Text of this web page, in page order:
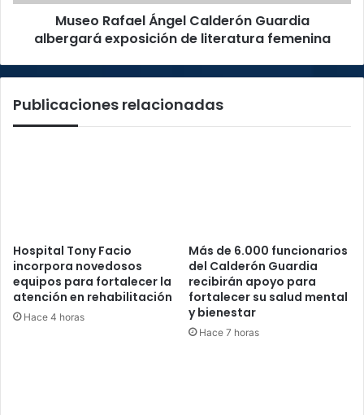
femeninaMuseo Rafael Ángel Calderón Guardia
albergará exposición de literatura femenina
Publicaciones relacionadas
Hospital Tony Facio
incorpora novedosos
equipos para fortalecer la
atención en rehabilitación
Hace 4 horas
Más de 6.000 funcionarios
del Calderón Guardia
recibirán apoyo para
fortalecer su salud mental
y bienestar
Hace 7 horas